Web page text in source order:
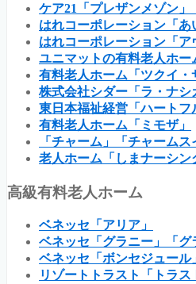
ケア21「プレザンメゾン」
はれコーポレーション「あ
はれコーポレーション「ア
ユニマットの有料老人ホー
有料老人ホーム「ツクイ・
株式会社シダー「ラ・ナシ
東日本福祉経営「ハートフ
有料老人ホーム「ミモザ」
「チャーム」「チャームス
老人ホーム「しまナーシン
高級有料老人ホーム
ベネッセ「アリア」
ベネッセ「グラニー」「グ
ベネッセ「ボンセジュール
リゾートトラスト「トラス